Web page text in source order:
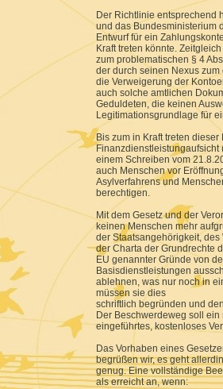
Der Richtlinie entsprechend
und das Bundesministerium
Entwurf für ein
Kraft treten könnte.
zum problematischen § 4
der durch seinen Nexus
die Verweigerung der
auch solche amtlichen
Geduldeten, die keinen
Legitimationsgrundlage für
Bis zum in Kraft treten
Finanzdienstleistungaufsicht
einem Schreiben vom
auch Menschen vor
Asylverfahrens und
berechtigen.
Mit dem Gesetz und der
keinen Menschen mehr
der Staatsangehörigkeit,
der Charta der Grundrechte
EU genannter Gründe von
Basisdienstleistungen
ablehnen, was nur noch in
müssen sie dies
schriftlich begründen und
Der Beschwerdeweg soll ein
eingeführtes, kostenloses
Das Vorhaben eines
begrüßen wir, es geht
genug. Eine vollständige
als erreicht an, wenn: